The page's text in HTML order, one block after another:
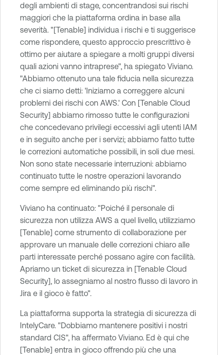
degli ambienti di stage, concentrandosi sui rischi
maggiori che la piattaforma ordina in base alla
severità. "[Tenable] individua i rischi e ti suggerisce
come rispondere, questo approccio prescrittivo è
ottimo per aiutare a spiegare a molti gruppi diversi
quali azioni vanno intraprese", ha spiegato Viviano.
"Abbiamo ottenuto una tale fiducia nella sicurezza
che ci siamo detti: 'Iniziamo a correggere alcuni
problemi dei rischi con AWS.' Con [Tenable Cloud
Security] abbiamo rimosso tutte le configurazioni
che concedevano privilegi eccessivi agli utenti IAM
e in seguito anche per i servizi; abbiamo fatto tutte
le correzioni automatiche possibili, in soli due mesi.
Non sono state necessarie interruzioni: abbiamo
continuato tutte le nostre operazioni lavorando
come sempre ed eliminando più rischi".
Viviano ha continuato: "Poiché il personale di
sicurezza non utilizza AWS a quel livello, utilizziamo
[Tenable] come strumento di collaborazione per
approvare un manuale delle correzioni chiaro alle
parti interessate perché possano agire con facilità.
Apriamo un ticket di sicurezza in [Tenable Cloud
Security], lo assegniamo al nostro flusso di lavoro in
Jira e il gioco è fatto".
La piattaforma supporta la strategia di sicurezza di
IntelyCare. "Dobbiamo mantenere positivi i nostri
standard CIS", ha affermato Viviano. Ed è qui che
[Tenable] entra in gioco offrendo più che una